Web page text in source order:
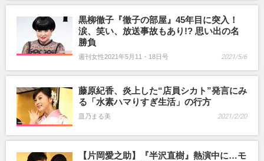
黒柳徹子『徹子の部屋』45年目に突入！
涙、笑い、放送事故もあり!? 思い出の名
勝負
週刊女性2021年5月11・18日号 2021/5/6
藤原紀香、炎上した“店員シカト”発言にみ
る「水素ハマりすぎ生活」の行方
皿乃まる美 2021/2/20
【片岡愛之助】『半沢直樹』熱演中に…モ